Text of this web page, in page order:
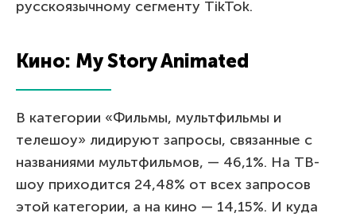
русскоязычному сегменту TikTok.
Кино: My Story Animated
В категории «Фильмы, мультфильмы и
телешоу» лидируют запросы, связанные с
названиями мультфильмов, — 46,1%. На ТВ-
шоу приходится 24,48% от всех запросов
этой категории, а на кино — 14,15%. И куда